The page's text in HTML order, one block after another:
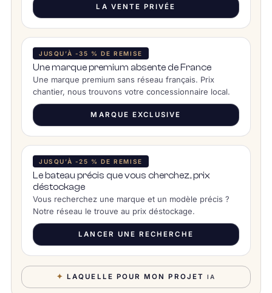
LA VENTE PRIVÉE
JUSQU’À -35 % DE REMISE
Une marque premium absente de France
Une marque premium sans réseau français. Prix
chantier, nous trouvons votre concessionnaire local.
MARQUE EXCLUSIVE
JUSQU’À -25 % DE REMISE
Le bateau précis que vous cherchez, prix
déstockage
Vous recherchez une marque et un modèle précis ?
Notre réseau le trouve au prix déstockage.
LANCER UNE RECHERCHE
✦ LAQUELLE POUR MON PROJET IA